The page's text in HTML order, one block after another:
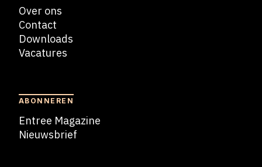
Over ons
Contact
Downloads
Vacatures
ABONNEREN
Entree Magazine
Nieuwsbrief